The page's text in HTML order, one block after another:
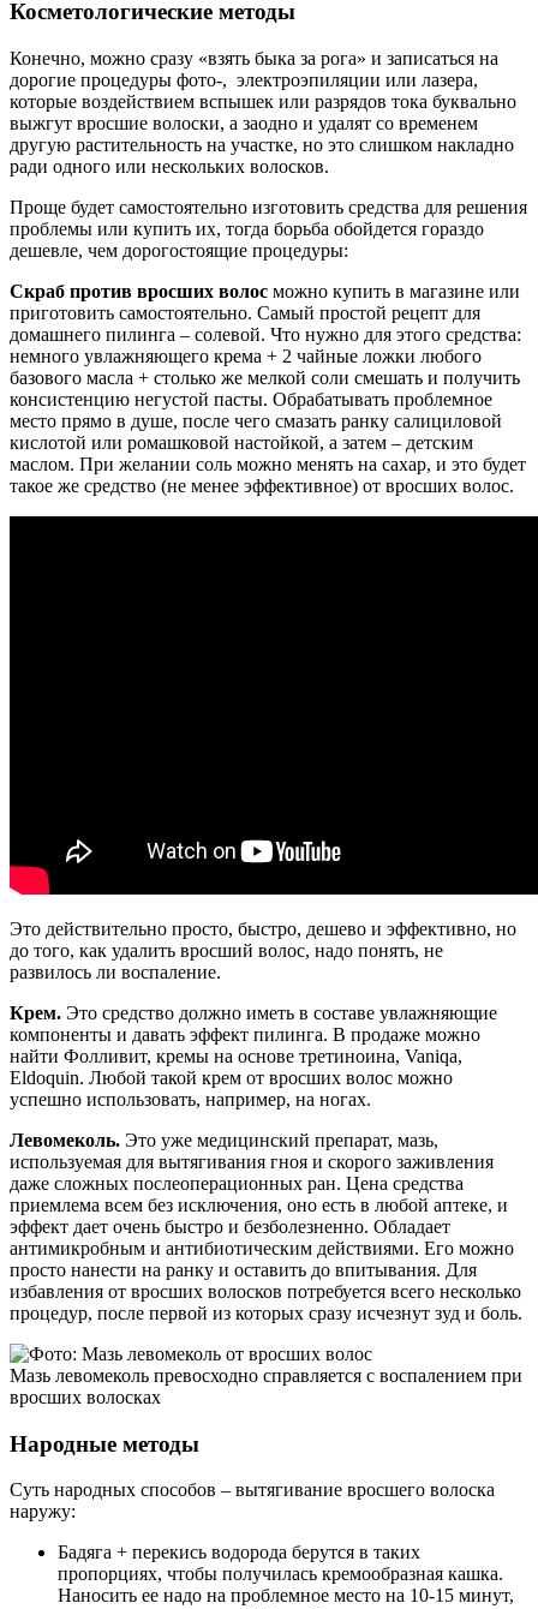
Косметологические методы
Конечно, можно сразу «взять быка за рога» и записаться на
дорогие процедуры фото-, электроэпиляции или лазера,
которые воздействием вспышек или разрядов тока буквально
выжгут вросшие волоски, а заодно и удалят со временем
другую растительность на участке, но это слишком накладно
ради одного или нескольких волосков.
Проще будет самостоятельно изготовить средства для решения
проблемы или купить их, тогда борьба обойдется гораздо
дешевле, чем дорогостоящие процедуры:
Скраб против вросших волос можно купить в магазине или
приготовить самостоятельно. Самый простой рецепт для
домашнего пилинга – солевой. Что нужно для этого средства:
немного увлажняющего крема + 2 чайные ложки любого
базового масла + столько же мелкой соли смешать и получить
консистенцию негустой пасты. Обрабатывать проблемное
место прямо в душе, после чего смазать ранку салициловой
кислотой или ромашковой настойкой, а затем – детским
маслом. При желании соль можно менять на сахар, и это будет
такое же средство (не менее эффективное) от вросших волос.
Это действительно просто, быстро, дешево и эффективно, но
до того, как удалить вросший волос, надо понять, не
развилось ли воспаление.
Крем. Это средство должно иметь в составе увлажняющие
компоненты и давать эффект пилинга. В продаже можно
найти Фолливит, кремы на основе третиноина, Vaniqa,
Eldoquin. Любой такой крем от вросших волос можно
успешно использовать, например, на ногах.
Левомеколь. Это уже медицинский препарат, мазь,
используемая для вытягивания гноя и скорого заживления
даже сложных послеоперационных ран. Цена средства
приемлема всем без исключения, оно есть в любой аптеке, и
эффект дает очень быстро и безболезненно. Обладает
антимикробным и антибиотическим действиями. Его можно
просто нанести на ранку и оставить до впитывания. Для
избавления от вросших волосков потребуется всего несколько
процедур, после первой из которых сразу исчезнут зуд и боль.
Мазь левомеколь превосходно справляется с воспалением при
вросших волосках
Народные методы
Суть народных способов – вытягивание вросшего волоска
наружу:
Бадяга + перекись водорода берутся в таких
пропорциях, чтобы получилась кремообразная кашка.
Наносить ее надо на проблемное место на 10-15 минут,